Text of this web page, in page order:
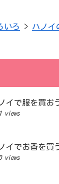
いろ > ハノイ
イで服を買お
views
イでお香を買
views